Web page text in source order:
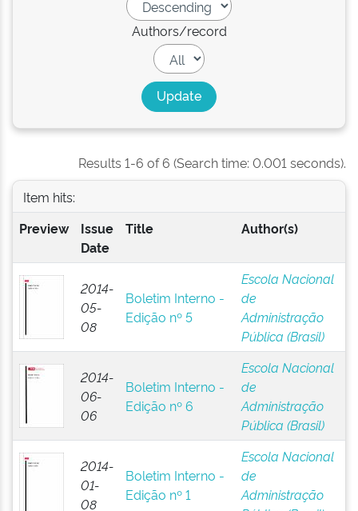
Authors/record
Results 1-6 of 6 (Search time: 0.001 seconds).
Item hits:
Preview
Issue
Date
Title Author(s)
2014-
05-
08
Boletim Interno -
Edição nº 5
Escola Nacional
de
Administração
Pública (Brasil)
2014-
06-
06
Boletim Interno -
Edição nº 6
Escola Nacional
de
Administração
Pública (Brasil)
2014-
01-
08
Boletim Interno -
Edição nº 1
Escola Nacional
de
Administração